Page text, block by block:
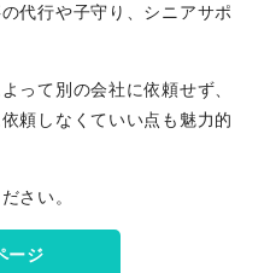
代行や子守り、シニアサポ
って別の会社に依頼せず、
頼しなくていい点も魅力的
さい。
ージ